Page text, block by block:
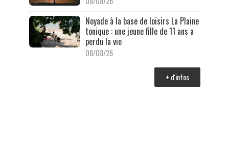
Noyade à la base de loisirs La Plaine
tonique : une jeune fille de 11 ans a
perdu la vie
08/08/26
+ d'infos